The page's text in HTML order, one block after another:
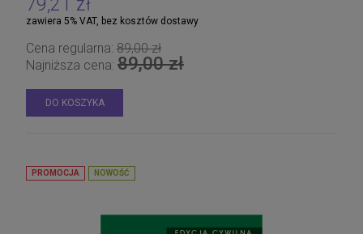
zawiera 5% VAT, bez kosztów dostawy
Cena regularna: 89,00 zł
Najniższa cena: 89,00 zł
DO KOSZYKA
PROMOCJA NOWOŚĆ